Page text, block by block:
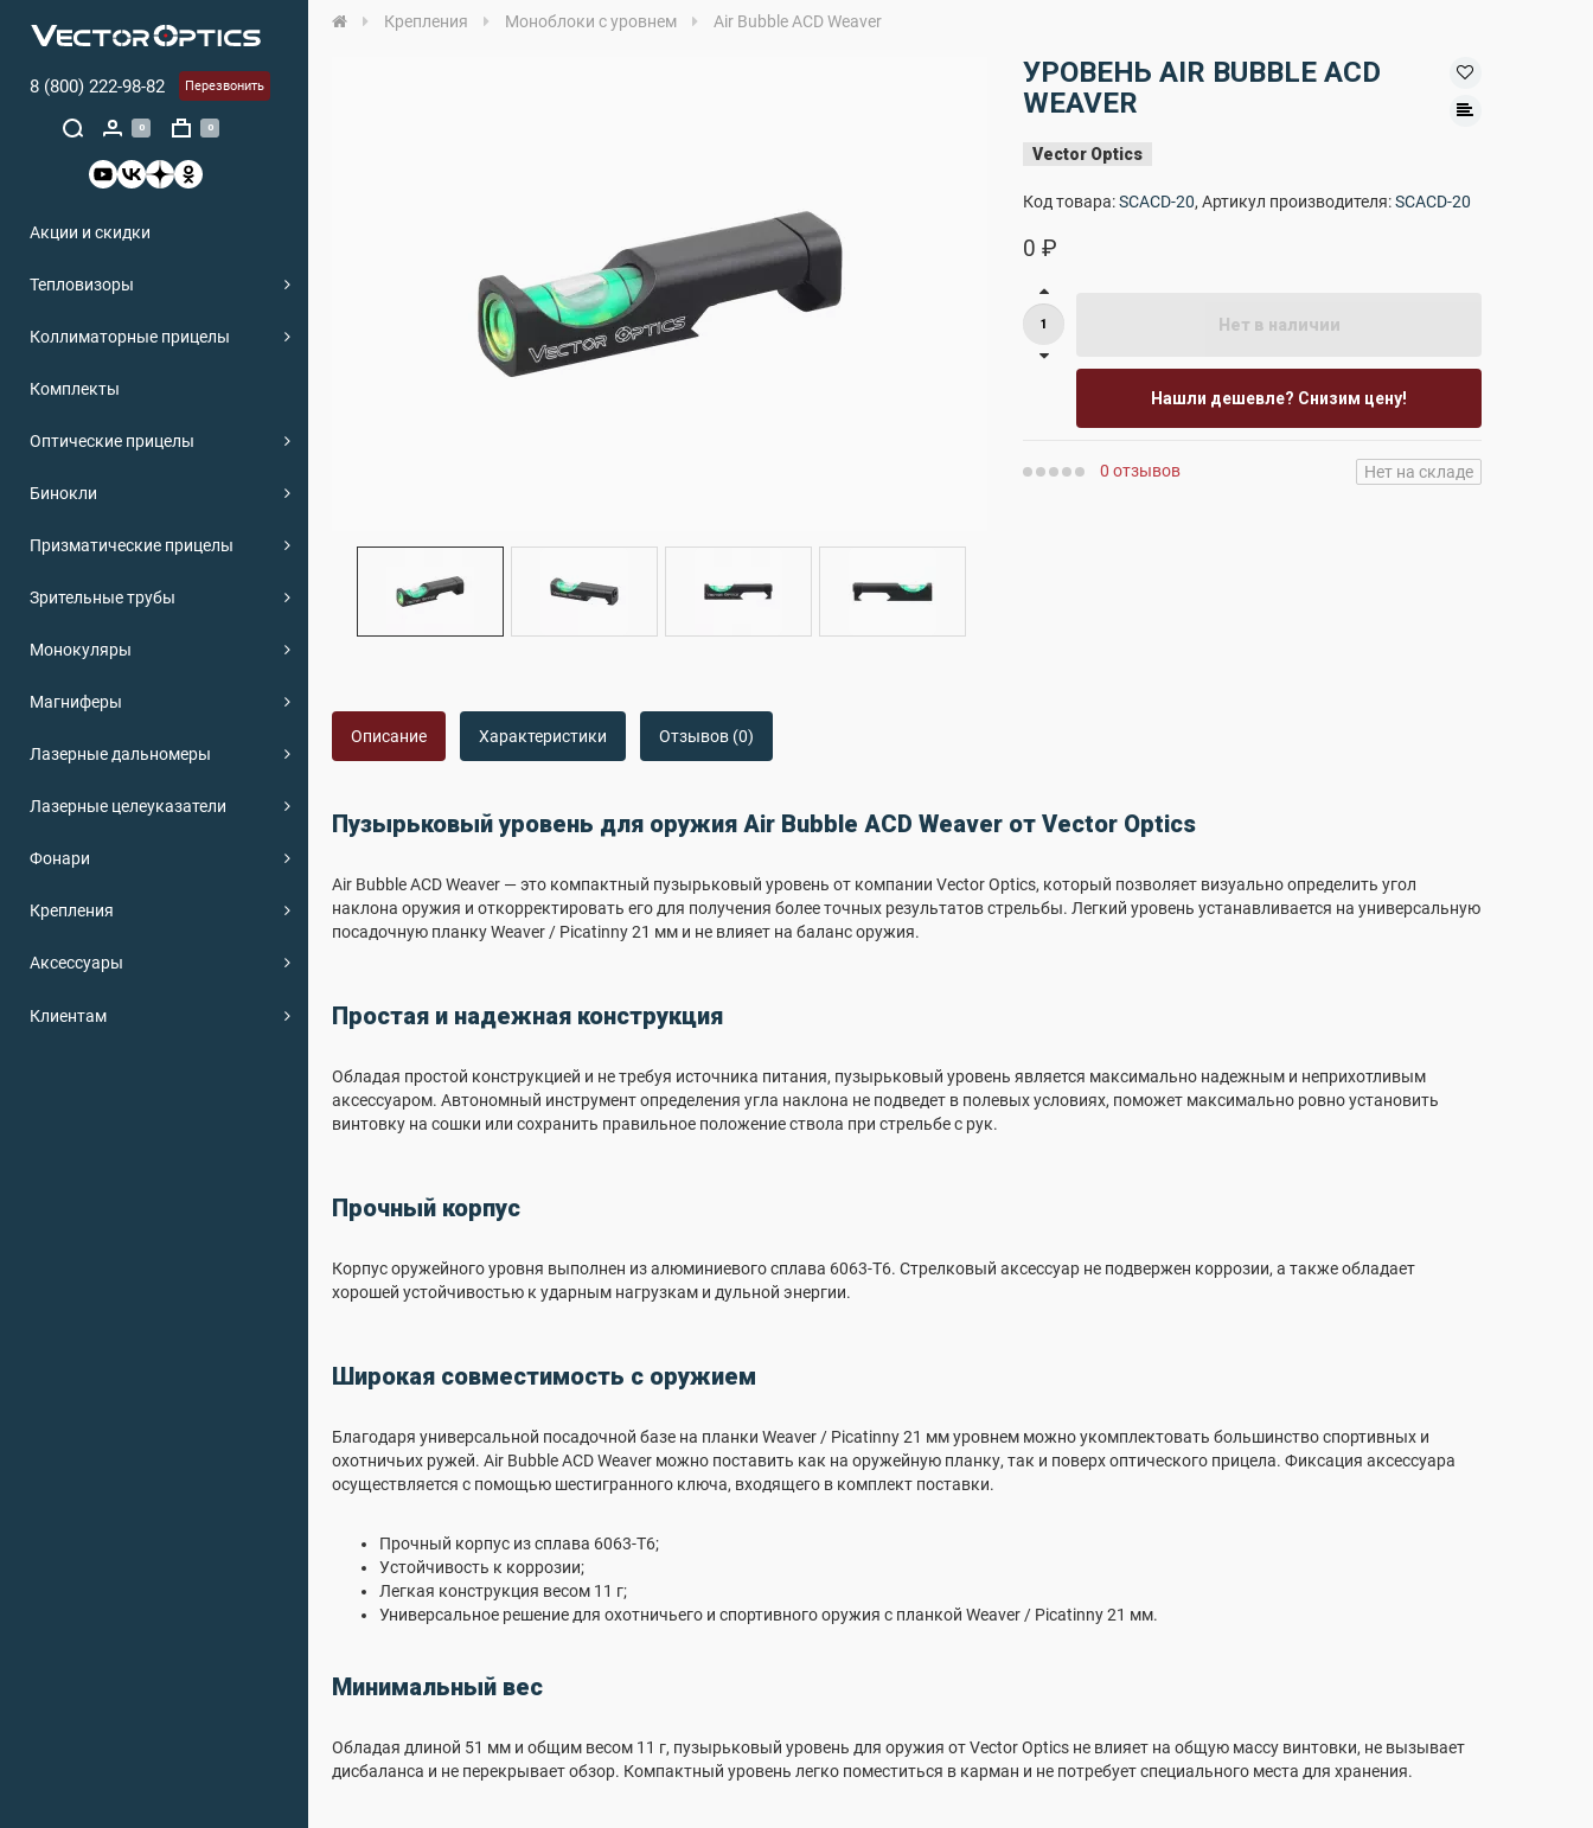
8 (800) 222-98-82 Перезвонить
0 0
Акции и скидки
Тепловизоры
Коллиматорные прицелы
Комплекты
Оптические прицелы
Бинокли
Призматические прицелы
Зрительные трубы
Монокуляры
Магниферы
Лазерные дальномеры
Лазерные целеуказатели
Фонари
Крепления
Аксессуары
Клиентам
Крепления Моноблоки с уровнем Air Bubble ACD Weaver
УРОВЕНЬ AIR BUBBLE ACD
WEAVER
Vector Optics
Код товара:SCACD-20, Артикул производителя:SCACD-20
0 ₽
Нет в наличии
Нашли дешевле? Снизим цену!
0 отзывов Нет на складе
Описание Характеристики Отзывов (0)
Пузырьковый уровень для оружия Air Bubble ACD Weaver от Vector Optics
Air Bubble ACD Weaver — это компактный пузырьковый уровень от компании Vector Optics, который позволяет визуально определить угол
наклона оружия и откорректировать его для получения более точных результатов стрельбы. Легкий уровень устанавливается на универсальную
посадочную планку Weaver / Picatinny 21 мм и не влияет на баланс оружия.
Простая и надежная конструкция
Обладая простой конструкцией и не требуя источника питания, пузырьковый уровень является максимально надежным и неприхотливым
аксессуаром. Автономный инструмент определения угла наклона не подведет в полевых условиях, поможет максимально ровно установить
винтовку на сошки или сохранить правильное положение ствола при стрельбе с рук.
Прочный корпус
Корпус оружейного уровня выполнен из алюминиевого сплава 6063-T6. Стрелковый аксессуар не подвержен коррозии, а также обладает
хорошей устойчивостью к ударным нагрузкам и дульной энергии.
Широкая совместимость с оружием
Благодаря универсальной посадочной базе на планки Weaver / Picatinny 21 мм уровнем можно укомплектовать большинство спортивных и
охотничьих ружей. Air Bubble ACD Weaver можно поставить как на оружейную планку, так и поверх оптического прицела. Фиксация аксессуара
осуществляется с помощью шестигранного ключа, входящего в комплект поставки.
Прочный корпус из сплава 6063-T6;
Устойчивость к коррозии;
Легкая конструкция весом 11 г;
Универсальное решение для охотничьего и спортивного оружия с планкой Weaver / Picatinny 21 мм.
Минимальный вес
Обладая длиной 51 мм и общим весом 11 г, пузырьковый уровень для оружия от Vector Optics не влияет на общую массу винтовки, не вызывает
дисбаланса и не перекрывает обзор. Компактный уровень легко поместиться в карман и не потребует специального места для хранения.